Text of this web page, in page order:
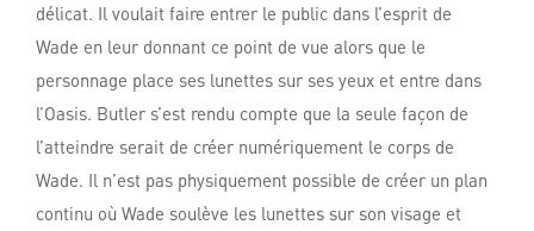
délicat. Il voulait faire entrer le public dans l’esprit de
Wade en leur donnant ce point de vue alors que le
personnage place ses lunettes sur ses yeux et entre dans
l’Oasis. Butler s’est rendu compte que la seule façon de
l’atteindre serait de créer numériquement le corps de
Wade. Il n’est pas physiquement possible de créer un plan
continu où Wade soulève les lunettes sur son visage et